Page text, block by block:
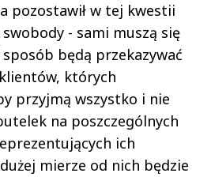
pozostawił w tej kwestii
- sami muszą się
będą przekazywać
których
przyjmą wszystko i nie
na poszczególnych
ich
mierze od nich będzie